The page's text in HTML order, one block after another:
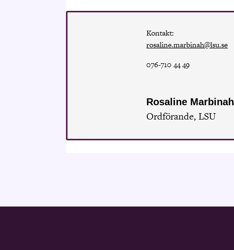
Kontakt:
rosaline.marbinah@lsu.se
076-710 44 49
Rosaline Marbinah
Ordförande, LSU